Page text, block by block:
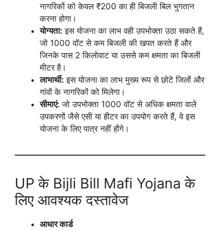
नागरिकों को केवल ₹200 का ही बिजली बिल भुगतान
करना होगा।
योग्यता: इस योजना का लाभ वही उपभोक्ता उठा सकते हैं,
जो 1000 वॉट से कम बिजली की खपत करते हैं और
जिनके पास 2 किलोवाट या उससे कम क्षमता का बिजली
मीटर है।
लाभार्थी: इस योजना का लाभ मुख्य रूप से छोटे जिलों और
गांवों के नागरिकों को मिलेगा।
सीमाएं: जो उपभोक्ता 1000 वॉट से अधिक क्षमता वाले
उपकरणों जैसे एसी या हीटर का उपयोग करते हैं, वे इस
योजना के लिए पात्र नहीं होंगे।
UP के Bijli Bill Mafi Yojana के
लिए आवश्यक दस्तावेज
आधार कार्ड